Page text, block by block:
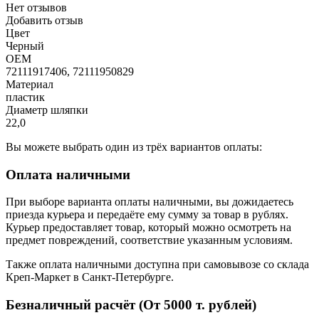
Нет отзывов
Добавить отзыв
Цвет
Черный
OEM
72111917406, 72111950829
Материал
пластик
Диаметр шляпки
22,0
Вы можете выбрать один из трёх вариантов оплаты:
Оплата наличными
При выборе варианта оплаты наличными, вы дожидаетесь
приезда курьера и передаёте ему сумму за товар в рублях.
Курьер предоставляет товар, который можно осмотреть на
предмет повреждений, соответствие указанным условиям.
Также оплата наличными доступна при самовывозе со склада
Креп-Маркет в Санкт-Петербурге.
Безналичный расчёт (От 5000 т. рублей)